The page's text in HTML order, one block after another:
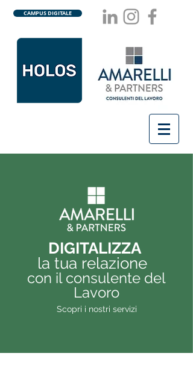
CAMPUS DIGITALE
DIGITALIZZA
la tua relazione
con il consulente del
Lavoro
Scopri i nostri servizi